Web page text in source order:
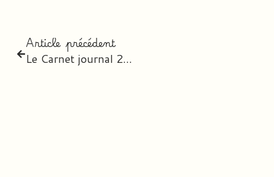
Article précédent
Le Carnet journal 2026-2027 – l’agenda digital personnalisé des professeurs des écoles